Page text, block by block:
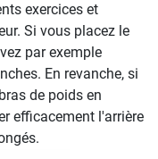
exercices et
Si vous placez le
par exemple
En revanche, si
de poids en
efficacement l'arrière